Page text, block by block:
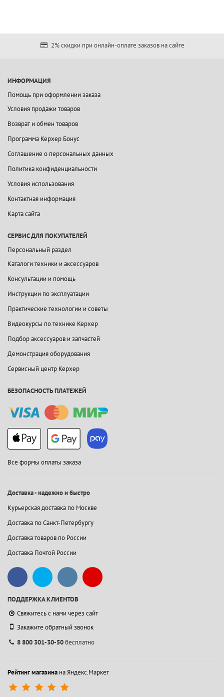
2% скидки при онлайн-оплате заказов на сайте
ИНФОРМАЦИЯ
Помощь при оформлении заказа
Условия продажи товаров
Возврат и обмен товаров
Программа Керхер Бонус
Соглашение о персональных данных
Политика конфиденциальности
Условия использования
Контактная информация
Карта сайта
СЕРВИС ДЛЯ ПОКУПАТЕЛЕЙ
Персональный раздел
Каталоги техники и аксессуаров
Консультации и помощь
Инструкции по эксплуатации
Практические технологии и советы
Видеокурсы по технике Керхер
Подбор аксессуаров и запчастей
Демонстрация оборудования
Сервисный центр Керхер
БЕЗОПАСНОСТЬ ПЛАТЕЖЕЙ
Все формы оплаты заказа
Доставка - надежно и быстро
Курьерская доставка по Москве
Доставка по Санкт-Петербургу
Доставка товаров по России
Доставка Почтой России
ПОДДЕРЖКА КЛИЕНТОВ
Свяжитесь с нами через сайт
Закажите обратный звонок
8 800 301-30-50бесплатно
Рейтинг магазина на Яндекс.Маркет